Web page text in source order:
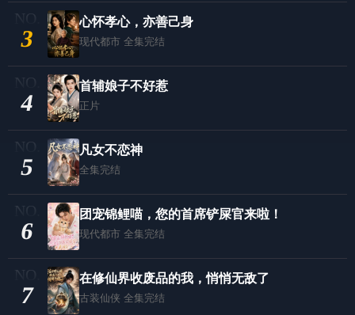
3
心怀孝心，亦善己身
现代都市 全集完结
4
首辅娘子不好惹
正片
5
凡女不恋神
全集完结
6
团宠锦鲤喵，您的首席铲屎官来啦！
现代都市 全集完结
7
在修仙界收废品的我，悄悄无敌了
古装仙侠 全集完结